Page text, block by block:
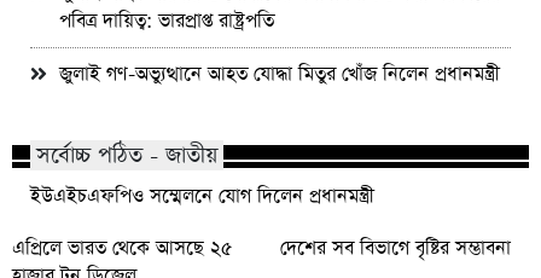
পবিত্র দায়িত্ব: ভারপ্রাপ্ত রাষ্ট্রপতি
জুলাই গণ-অভ্যুত্থানে আহত যোদ্ধা মিতুর খোঁজ নিলেন প্রধানমন্ত্রী
সর্বোচ্চ পঠিত - জাতীয়
ইউএইচএফপিও সম্মেলনে যোগ দিলেন প্রধানমন্ত্রী
এপ্রিলে ভারত থেকে আসছে ২৫
দেশের সব বিভাগে বৃষ্টির সম্ভাবনা